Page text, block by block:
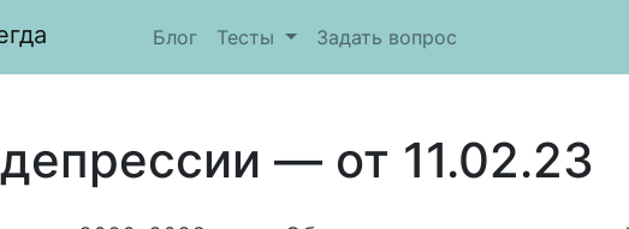
Блог Тесты Задать вопрос
— от 11.02.23